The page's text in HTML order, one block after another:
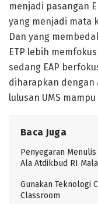
menjadi pasangan
yang menjadi mata
Dan yang
ETP lebih
sedang EAP
diharapkan dengan
lulusan UMS
Baca Juga
Penyegaran
Ala Atdikbud RI
Gunakan Teknologi
Classroom